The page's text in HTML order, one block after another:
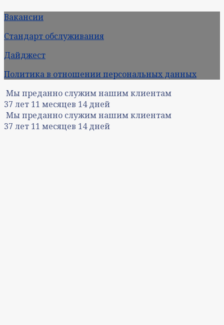
Вакансии
Стандарт обслуживания
Дайджест
Политика в отношении персональных данных
Мы преданно служим нашим клиентам
37 лет 11 месяцев 14дней
Мы преданно служим нашим клиентам
37 лет 11 месяцев 14дней